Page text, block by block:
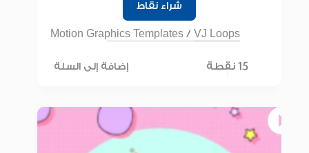
شراء نقاط
Motion Graphics Templates /VJ Loops
15 نقطة إضافة إلى السلة